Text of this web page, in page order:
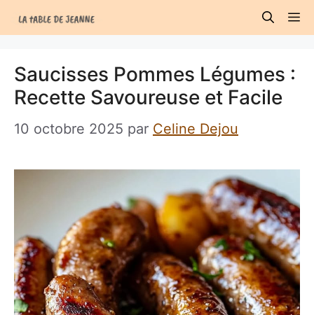
au
Saucisses Pommes Légumes :
Recette Savoureuse et Facile
10 octobre 2025 par Celine Dejou